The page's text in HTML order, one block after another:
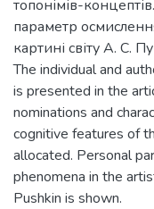
топонімів-
параметр
картині світу А. С.
The individual and
is presented in the
nominations and
cognitive features of
allocated. Personal
phenomena in the
Pushkin is shown.